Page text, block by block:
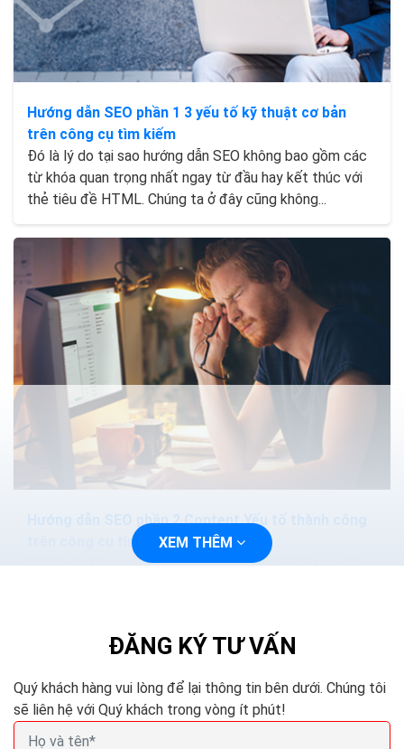
Hướng dẫn SEO phần 1 3 yếu tố kỹ thuật cơ bản
trên công cụ tìm kiếm
Đó là lý do tại sao hướng dẫn SEO không bao gồm các
từ khóa quan trọng nhất ngay từ đầu hay kết thúc với
thẻ tiêu đề HTML. Chúng ta ở đây cũng không...
Hướng dẫn SEO phần 2 Content Yếu tố thành công
trên công cụ tìm kiếm
Có lẽ yếu tố quan trọng nhất ảnh hưởng SEO sau việc
XEM THÊM
ĐĂNG KÝ TƯ VẤN
Quý khách hàng vui lòng để lại thông tin bên dưới. Chúng tôi
sẽ liên hệ với Quý khách trong vòng ít phút!